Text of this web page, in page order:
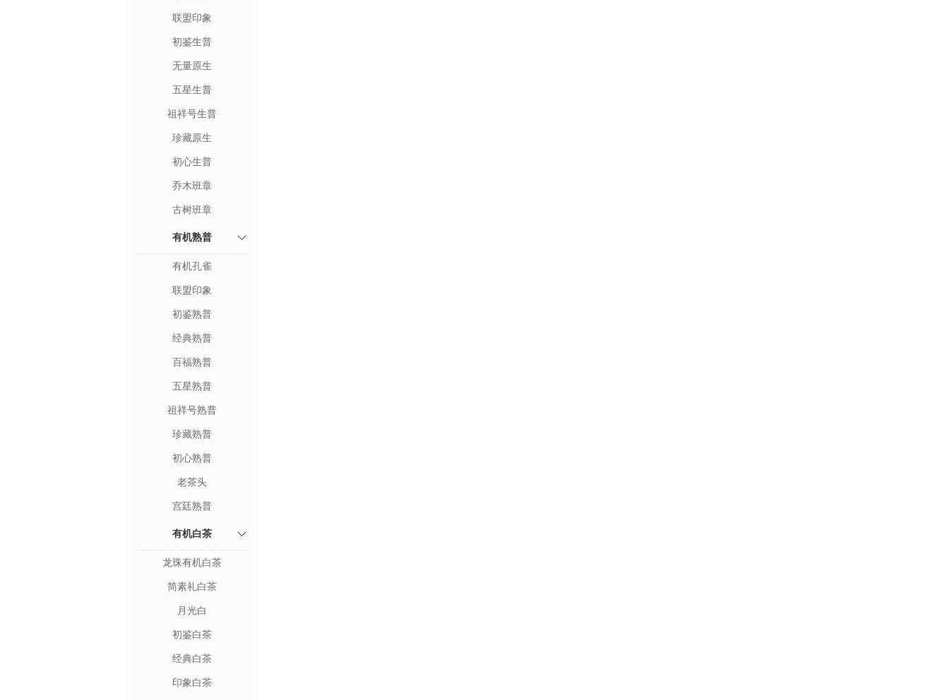
联盟印象
初鉴生普
无量原生
五星生普
祖祥号生普
珍藏原生
初心生普
乔木班章
古树班章
有机熟普
有机孔雀
联盟印象
初鉴熟普
经典熟普
百福熟普
五星熟普
祖祥号熟普
珍藏熟普
初心熟普
老茶头
宫廷熟普
有机白茶
龙珠有机白茶
简素礼白茶
月光白
初鉴白茶
经典白茶
印象白茶